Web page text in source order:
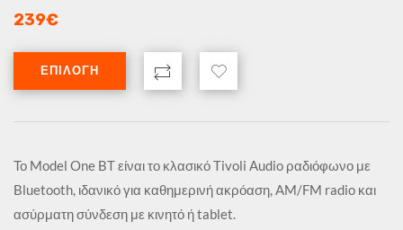
239€
ΕΠΙΛΟΓΉ
Το Model One BT είναι το κλασικό Tivoli Audio ραδιόφωνο με
Bluetooth, ιδανικό για καθημερινή ακρόαση, AM/FM radio και
ασύρματη σύνδεση με κινητό ή tablet.